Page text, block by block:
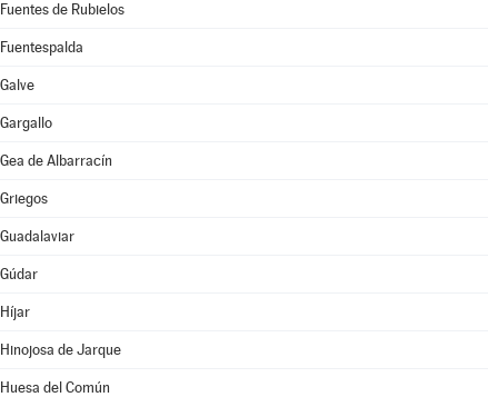
Fuentes de Rubielos
Fuentespalda
Galve
Gargallo
Gea de Albarracín
Griegos
Guadalaviar
Gúdar
Híjar
Hinojosa de Jarque
Huesa del Común